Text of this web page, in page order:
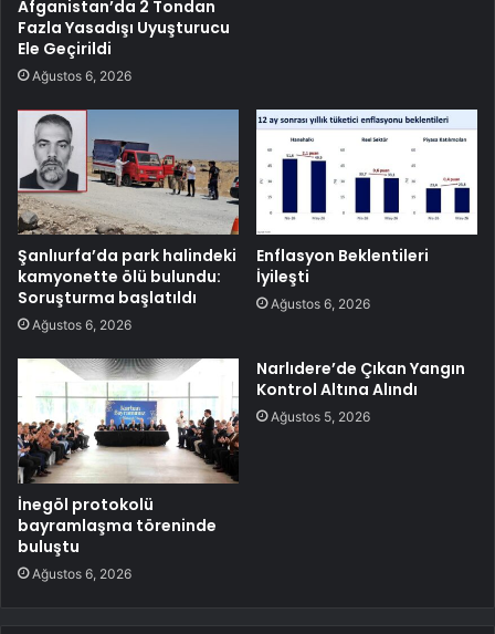
Afganistan’da 2 Tondan
Fazla Yasadışı Uyuşturucu
Ele Geçirildi
Ağustos 6, 2026
Şanlıurfa’da park halindeki
kamyonette ölü bulundu:
Soruşturma başlatıldı
Ağustos 6, 2026
Enflasyon Beklentileri
İyileşti
Ağustos 6, 2026
İnegöl protokolü
bayramlaşma töreninde
buluştu
Ağustos 6, 2026
Narlıdere’de Çıkan Yangın
Kontrol Altına Alındı
Ağustos 5, 2026